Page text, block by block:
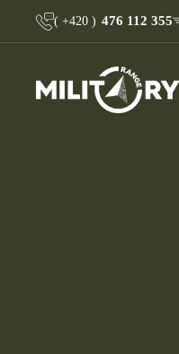
( +420 ) 476 112 355